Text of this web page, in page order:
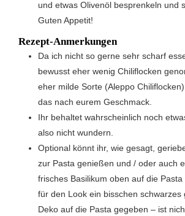
und etwas Olivenöl besprenkeln und
Guten Appetit!
Rezept-Anmerkungen
Da ich nicht so gerne sehr scharf
bewusst eher wenig Chiliflocken
eher milde Sorte (Aleppo
das nach eurem Geschmack.
Ihr behaltet wahrscheinlich noch
also nicht wundern.
Optional könnt ihr, wie gesagt,
zur Pasta genießen und / oder auch
frisches Basilikum oben auf die
für den Look ein bisschen schwarzes
Deko auf die Pasta gegeben – ist